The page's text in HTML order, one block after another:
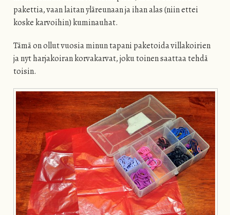
pakettia, vaan laitan yläreunaan ja ihan alas (niin ettei
koske karvoihin) kuminauhat.
Tämä on ollut vuosia minun tapani paketoida villakoirien
ja nyt harjakoiran korvakarvat, joku toinen saattaa tehdä
toisin.